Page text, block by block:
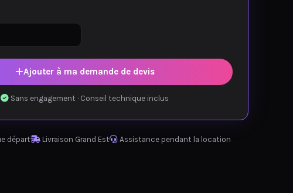
Ajouter à ma demande de devis
Sans engagement · Conseil technique inclus
départ Livraison Grand Est Assistance pendant la location